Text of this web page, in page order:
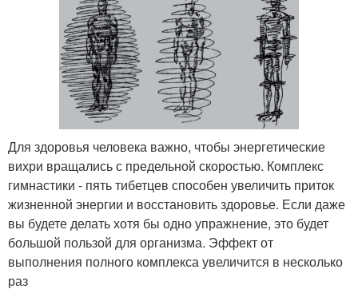
Для здоровья человека важно, чтобы энергетические
вихри вращались с предельной скоростью. Комплекс
гимнастики - пять тибетцев способен увеличить приток
жизненной энергии и восстановить здоровье. Если даже
вы будете делать хотя бы одно упражнение, это будет
большой пользой для организма. Эффект от
выполнения полного комплекса увеличится в несколько
раз